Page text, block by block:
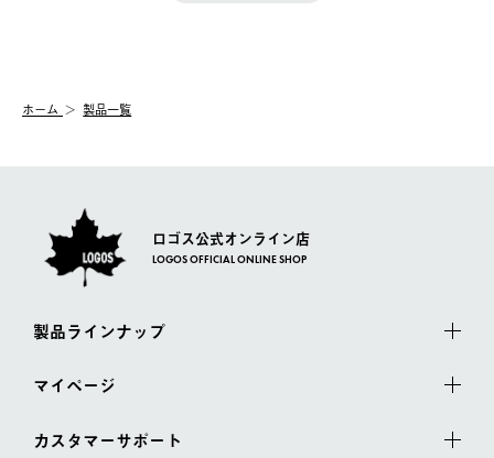
【配送業者】
佐川急便にて配送されます。
む）は受け付けておりません。
一度お手元の商品を返品いただき、ご希望商品を再注文してくだ
ホーム 製品一覧
ロゴス公式オンライン店
LOGOS OFFICIAL ONLINE SHOP
製品ラインナップ
マイページ
カスタマーサポート